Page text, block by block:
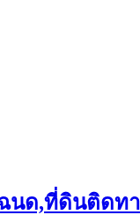
นด,ที่ดินติดท